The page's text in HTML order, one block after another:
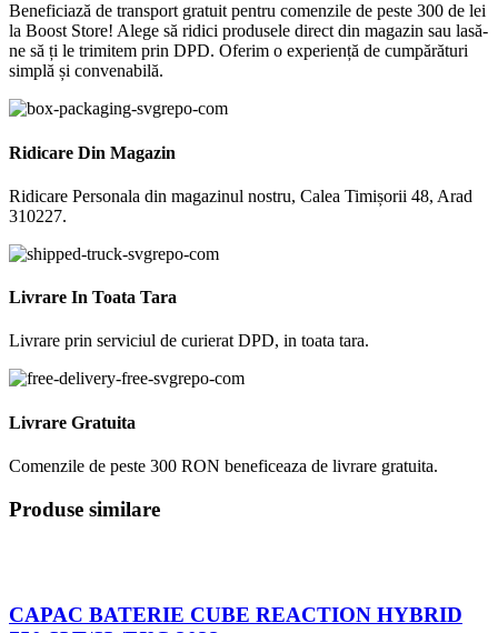
Beneficiază de transport gratuit pentru comenzile de peste 300 de lei
la Boost Store! Alege să ridici produsele direct din magazin sau lasă-
ne să ți le trimitem prin DPD. Oferim o experiență de cumpărături
simplă și convenabilă.
Ridicare Din Magazin
Ridicare Personala din magazinul nostru, Calea Timișorii 48, Arad
310227.
Livrare In Toata Tara
Livrare prin serviciul de curierat DPD, in toata tara.
Livrare Gratuita
Comenzile de peste 300 RON beneficeaza de livrare gratuita.
Produse similare
CAPAC BATERIE CUBE REACTION HYBRID